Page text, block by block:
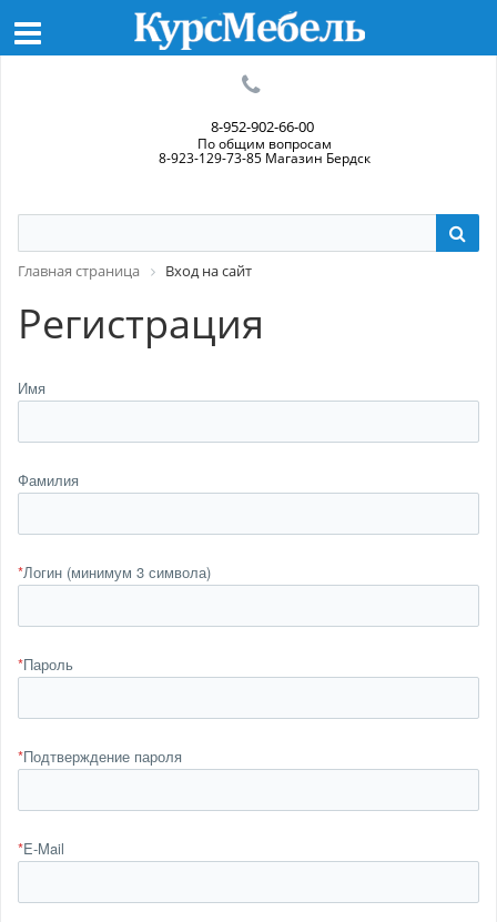
8-952-902-66-00
По общим вопросам
8-923-129-73-85 Магазин Бердск
Главная страница Вход на сайт
Регистрация
Имя
Фамилия
*Логин (минимум 3 символа)
*Пароль
*Подтверждение пароля
*E-Mail